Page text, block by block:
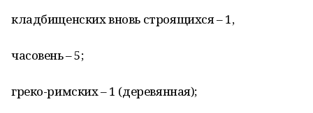
кладбищенских вновь строящихся – 1,
часовень – 5;
греко-римских – 1 (деревянная);